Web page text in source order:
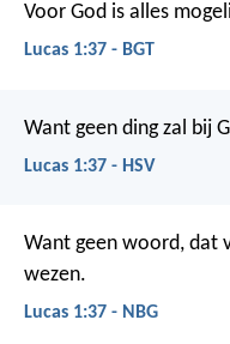
Voor God is alles
Lucas 1:37 - BGT
Want geen ding zal bij
Lucas 1:37 - HSV
Want geen woord, dat
wezen.
Lucas 1:37 - NBG